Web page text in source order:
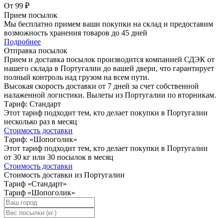
От 99 ₽
Прием посылок
Мы бесплатно примем ваши покупки на склад и предоставим
возможность хранения товаров до 45 дней
Подробнее
Отправка посылок
Прием и доставка посылок производится компанией СДЭК от
нашего склада в Португалии до вашей двери, что гарантирует
полный контроль над грузом на всем пути.
Высокая скорость доставки от 7 дней за счет собственной
налаженной логистики. Вылеты из Португалии по вторникам.
Тариф: Стандарт
Этот тариф подходит тем, кто делает покупки в Португалии
несколько раз в месяц
Стоимость доставки
Тариф: «Шопоголик»
Этот тариф подходит тем, кто делает покупки в Португалии
от 30 кг или 30 посылок в месяц
Стоимость доставки
Стоимость доставки из Португалии
Тариф «Стандарт»
Тариф «Шопоголик»